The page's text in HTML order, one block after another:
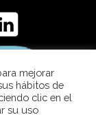
mejorar
hábitos de
clic en el
su uso